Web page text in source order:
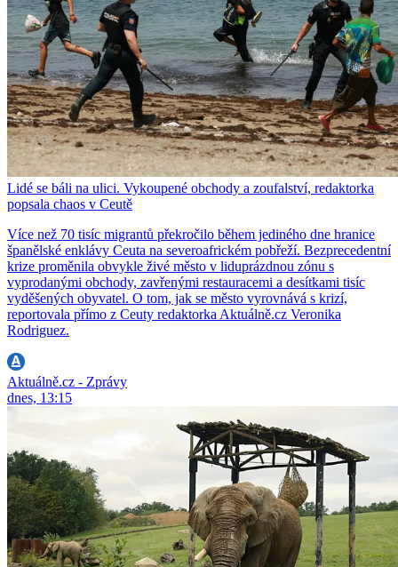
Lidé se báli na ulici. Vykoupené obchody a zoufalství, redaktorka
popsala chaos v Ceutě
Více než 70 tisíc migrantů překročilo během jediného dne hranice
španělské enklávy Ceuta na severoafrickém pobřeží. Bezprecedentní
krize proměnila obvykle živé město v liduprázdnou zónu s
vyprodanými obchody, zavřenými restauracemi a desítkami tisíc
vyděšených obyvatel. O tom, jak se město vyrovnává s krizí,
reportovala přímo z Ceuty redaktorka Aktuálně.cz Veronika
Rodriguez.
Aktuálně.cz - Zprávy
dnes, 13:15